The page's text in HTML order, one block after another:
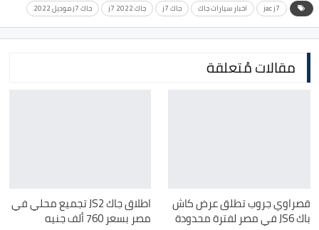
jac j7 اخبار سيارات جاك جاك j7 جاك j7 2022 جاك j7 موديل 2022
مقالات مُتعلقة
قصراوي جروب تطلق عرض كاش
باك JS6 في مصر لفترة محدودة
اطلاق جاك JS2 تجميع محلي في
مصر بسعر 760 ألف جنيه